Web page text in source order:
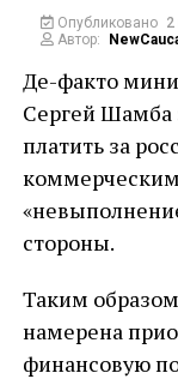
Опубликовано 2
Автор:
Де-факто
Сергей Шамба
платить за
коммерческим
стороны.
Таким
намерена
финансовую